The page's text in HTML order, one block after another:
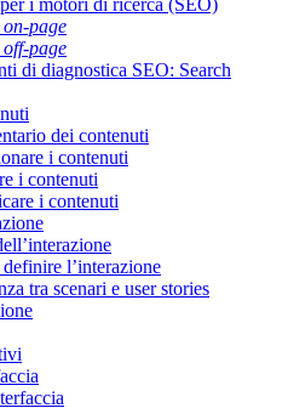
on-page
off-page
di diagnostica SEO: Search
dei contenuti
i contenuti
i contenuti
i contenuti
l’interazione
tra scenari e user stories